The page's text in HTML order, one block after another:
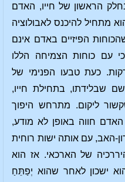
הראשון של חייו, האדם
מתחיל להיכנס לאבולוציה
הפיזיים באדם אינם
עם כוחות הצמיחה הללו
כעת טבעו הפנימי של
שבלידתו, בתחילת חייו,
ליקום. מתרחש היפוך
חווה באופן לא מודע,
האב, עם אותה ישות רוחית
של הארכאי. אז הוא
ישכון לאחר שהוא יְפַתֵּחַ